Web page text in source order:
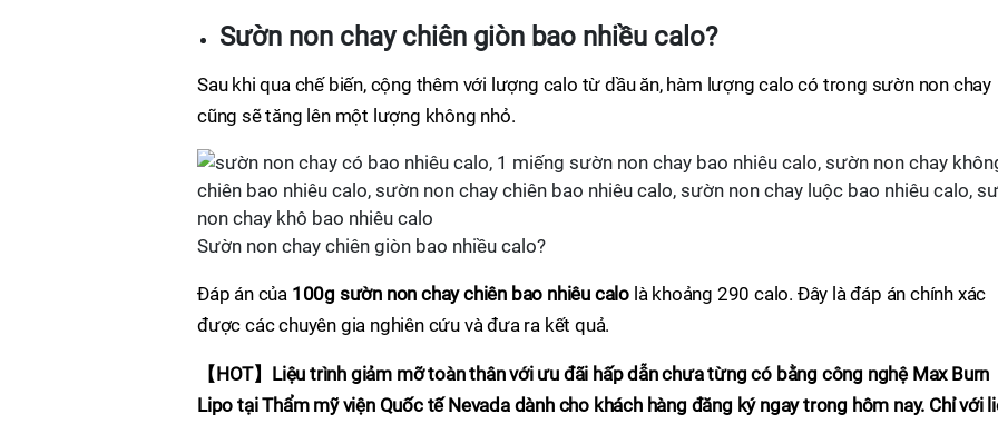
Sườn non chay chiên giòn bao nhiều calo?
Sau khi qua chế biến, cộng thêm với lượng calo từ dầu ăn, hàm lượng calo có trong sườn non chay
cũng sẽ tăng lên một lượng không nhỏ.
Sườn non chay chiên giòn bao nhiều calo?
Đáp án của 100g sườn non chay chiên bao nhiêu calo là khoảng 290 calo. Đây là đáp án chính xác
được các chuyên gia nghiên cứu và đưa ra kết quả.
【HOT】Liệu trình giảm mỡ toàn thân với ưu đãi hấp dẫn chưa từng có bằng công nghệ Max Burn
Lipo tại Thẩm mỹ viện Quốc tế Nevada dành cho khách hàng đăng ký ngay trong hôm nay. Chỉ với